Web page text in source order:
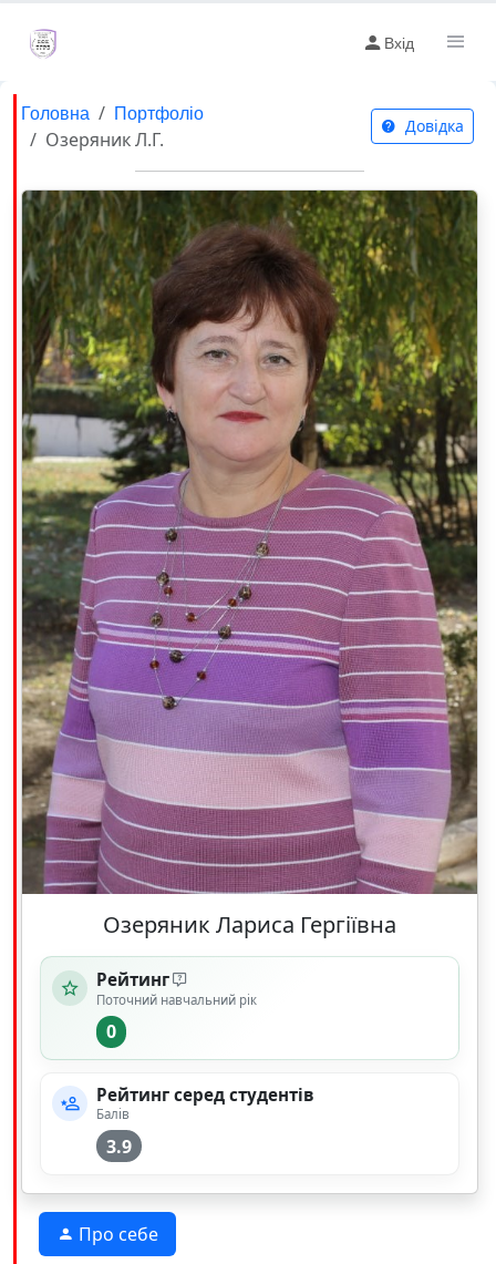
Вхід
Головна Портфоліо
Озеряник Л.Г.
Довідка
Озеряник Лариса Гергіївна
Рейтинг
Поточний навчальний рік
0
Рейтинг серед студентів
Балів
3.9
Про себе